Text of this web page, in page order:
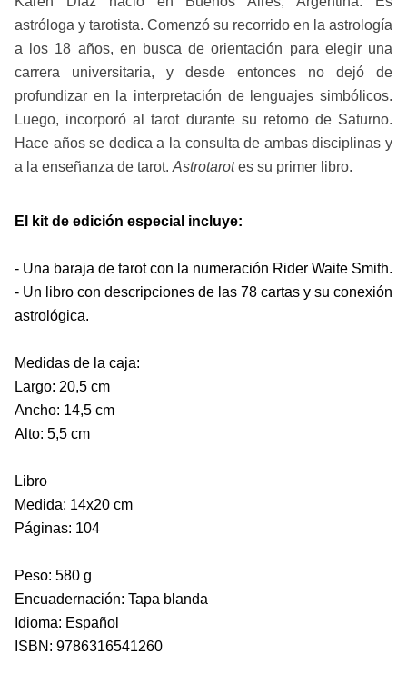
astróloga y tarotista. Comenzó su recorrido en la astrología
a los 18 años, en busca de orientación para elegir una
carrera universitaria, y desde entonces no dejó de
profundizar en la interpretación de lenguajes simbólicos.
Luego, incorporó al tarot durante su retorno de Saturno.
Hace años se dedica a la consulta de ambas disciplinas y
a la enseñanza de tarot. Astrotarot es su primer libro.
El kit de edición especial incluye:
- Una baraja de tarot con la numeración Rider Waite Smith.
- Un libro con descripciones de las 78 cartas y su conexión
astrológica.
Medidas de la caja:
Largo: 20,5 cm
Ancho: 14,5 cm
Alto: 5,5 cm
Libro
Medida: 14x20 cm
Páginas: 104
Peso: 580 g
Encuadernación: Tapa blanda
Idioma: Español
ISBN: 9786316541260